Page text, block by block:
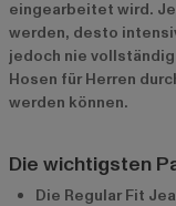
eingearbeitet wird.
werden, desto
jedoch nie
Hosen für Herren
werden können.
Die wichtigsten
Die Regular Fit